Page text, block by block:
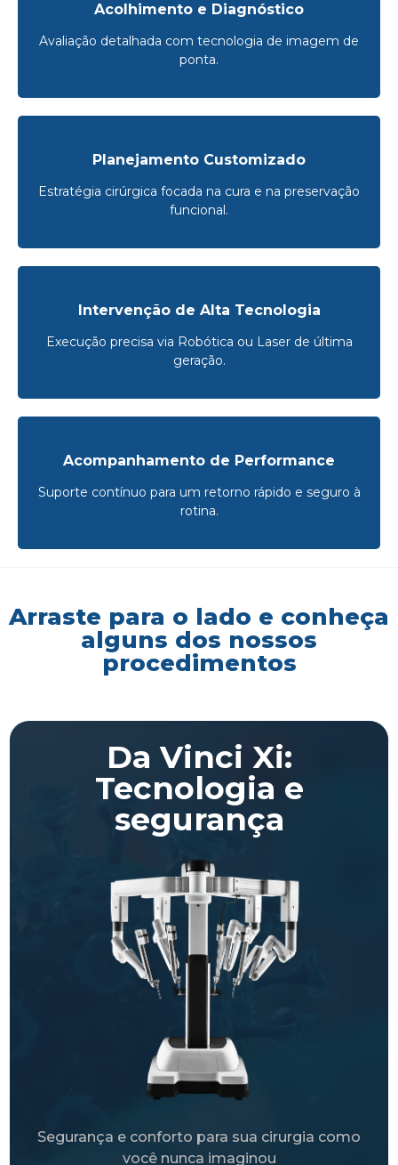
Acolhimento e Diagnóstico
Avaliação detalhada com tecnologia de imagem de
ponta.
Planejamento Customizado
Estratégia cirúrgica focada na cura e na preservação
funcional.
Intervenção de Alta Tecnologia
Execução precisa via Robótica ou Laser de última
geração.
Acompanhamento de Performance
Suporte contínuo para um retorno rápido e seguro à
rotina.
Arraste para o lado e conheça
alguns dos nossos
procedimentos
Da Vinci Xi:
Tecnologia e
segurança
Segurança e conforto para sua cirurgia como
você nunca imaginou